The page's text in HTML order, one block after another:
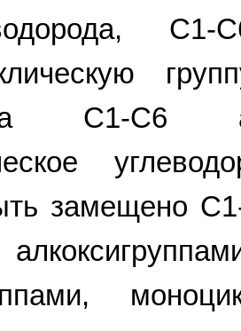
C1-
C1-C6
замещено